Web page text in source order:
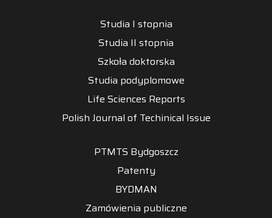
Studia I stopnia
Studia II stopnia
Szkoła doktorska
Studia podyplomowe
Life Sciences Reports
Polish Journal of Techinical Issue
PTMTS Bydgoszcz
Patenty
BYDMAN
Zamówienia publiczne